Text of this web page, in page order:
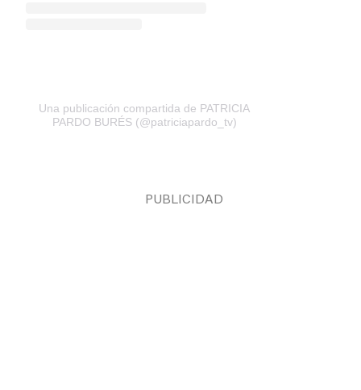
Una publicación compartida de PATRICIA
PARDO BURÉS (@patriciapardo_tv)